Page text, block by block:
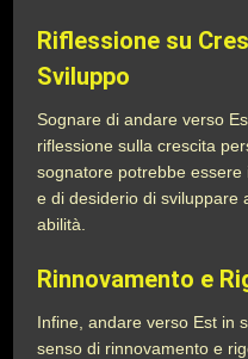
Riflessione su
Sviluppo
Sognare di andare verso
riflessione sulla crescita
sognatore potrebbe
e di desiderio di sviluppare
abilità.
Rinnovamento e
Infine, andare verso Est in
senso di rinnovamento e